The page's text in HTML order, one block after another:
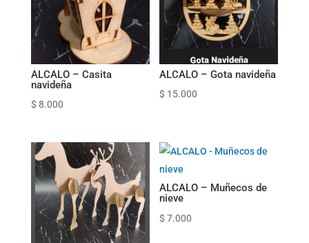
ALCALO – Casita
navideña
$ 8.000
ALCALO – Gota navideña
$ 15.000
ALCALO – Muñecos de
nieve
$ 7.000